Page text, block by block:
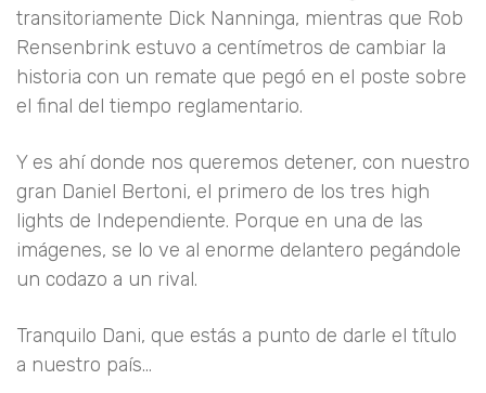
transitoriamente Dick Nanninga, mientras que Rob
Rensenbrink estuvo a centímetros de cambiar la
historia con un remate que pegó en el poste sobre
el final del tiempo reglamentario.
Y es ahí donde nos queremos detener, con nuestro
gran Daniel Bertoni, el primero de los tres high
lights de Independiente. Porque en una de las
imágenes, se lo ve al enorme delantero pegándole
un codazo a un rival.
Tranquilo Dani, que estás a punto de darle el título
a nuestro país...